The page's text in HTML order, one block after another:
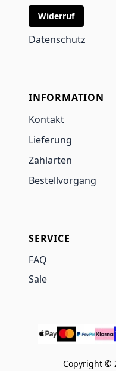
Widerruf
Datenschutz
INFORMATION
Kontakt
Lieferung
Zahlarten
Bestellvorgang
SERVICE
FAQ
Sale
Copyright ©